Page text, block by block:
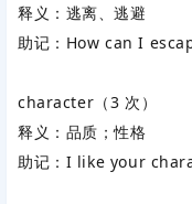
释义：逃离、逃避
助记： How can I
character （3 次）
释义：品质；性格
助记： I like your